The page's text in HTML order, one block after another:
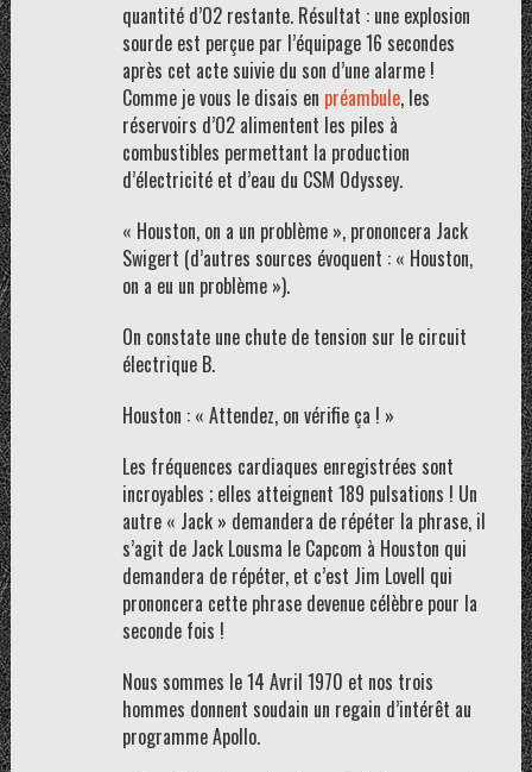
quantité d’O2 restante. Résultat : une explosion
sourde est perçue par l’équipage 16 secondes
après cet acte suivie du son d’une alarme !
Comme je vous le disais en préambule, les
réservoirs d’O2 alimentent les piles à
combustibles permettant la production
d’électricité et d’eau du CSM Odyssey.
« Houston, on a un problème », prononcera Jack
Swigert (d’autres sources évoquent : « Houston,
on a eu un problème »).
On constate une chute de tension sur le circuit
électrique B.
Houston : « Attendez, on vérifie ça ! »
Les fréquences cardiaques enregistrées sont
incroyables ; elles atteignent 189 pulsations ! Un
autre « Jack » demandera de répéter la phrase, il
s’agit de Jack Lousma le Capcom à Houston qui
demandera de répéter, et c’est Jim Lovell qui
prononcera cette phrase devenue célèbre pour la
seconde fois !
Nous sommes le 14 Avril 1970 et nos trois
hommes donnent soudain un regain d’intérêt au
programme Apollo.